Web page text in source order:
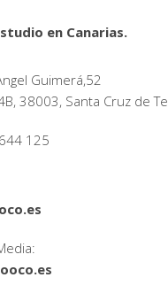
en Canarias.
Guimerá,52
38003, Santa Cruz de
125